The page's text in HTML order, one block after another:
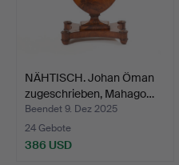
NÄHTISCH. Johan Öman
zugeschrieben, Mahago…
Beendet 9. Dez 2025
24 Gebote
386 USD